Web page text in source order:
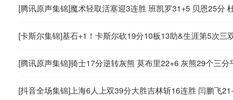
[腾讯原声集锦]魔术轻取活塞迎3连胜 班凯罗31+5 贝恩25分
[卡斯尔集锦]基石+1！卡斯尔砍19分10板13助&生涯第5次三
[腾讯原声集锦]骑士17分逆转灰熊 莫布里22+6 灰熊29个三分
[抖音全场集锦]上海6人上双39分大胜吉林斩16连胜 闫鹏飞